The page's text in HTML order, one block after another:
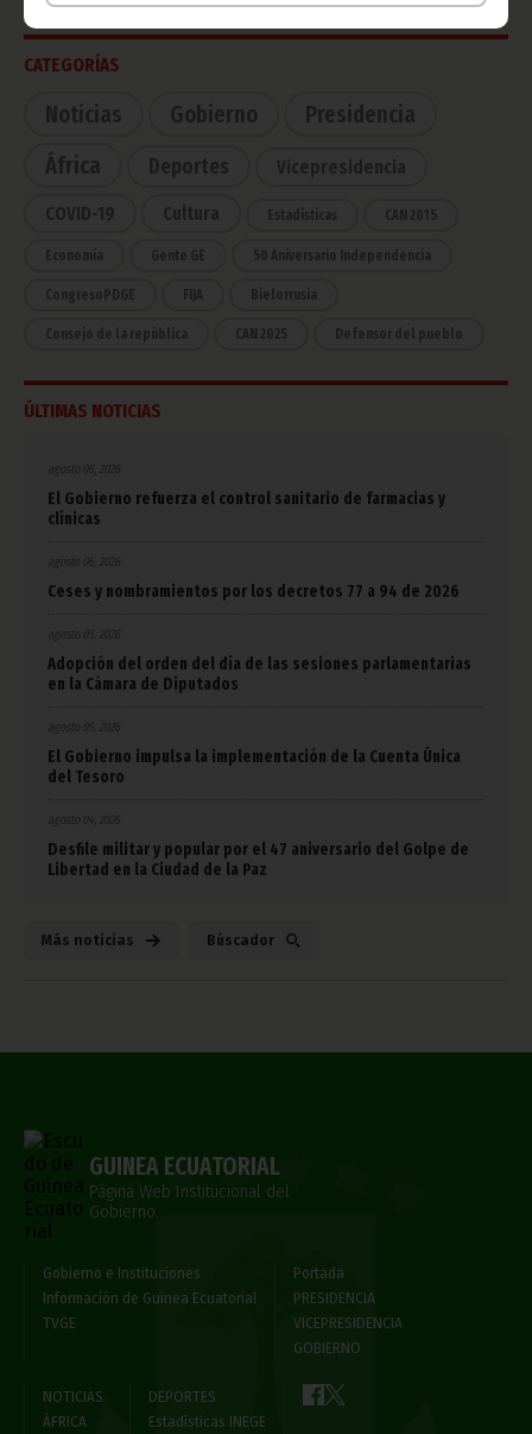
CATEGORÍAS
Noticias Gobierno
Presidencia
África
Deportes Vicepresidencia
COVID-19 Cultura Estadísticas CAN 2015
Economía Gente GE 50 Aniversario Independencia
CongresoPDGE FIJA Bielorrusia
Consejo de la república CAN 2025 Defensor del pueblo
ÚLTIMAS NOTICIAS
agosto 06, 2026
El Gobierno refuerza el control sanitario de farmacias y
clínicas
agosto 06, 2026
Ceses y nombramientos por los decretos 77 a 94 de 2026
agosto 05, 2026
Adopción del orden del día de las sesiones parlamentarias
en la Cámara de Diputados
agosto 05, 2026
El Gobierno impulsa la implementación de la Cuenta Única
del Tesoro
agosto 04, 2026
Desfile militar y popular por el 47 aniversario del Golpe de
Libertad en la Ciudad de la Paz
Más noticias Búscador
GUINEA ECUATORIAL
Página Web Institucional del
Gobierno
Gobierno e Instituciones
Información de Guinea Ecuatorial
TVGE
Portada
PRESIDENCIA
VICEPRESIDENCIA
GOBIERNO
NOTICIAS
ÁFRICA
DEPORTES
Estadísticas INEGE